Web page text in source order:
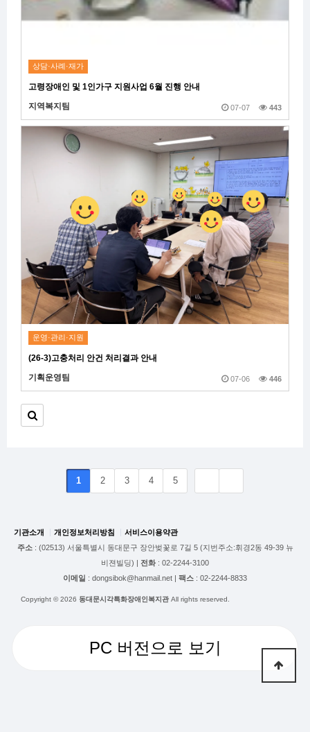
상담·사례·재가
고령장애인 및 1인가구 지원사업 6월 진행 안내
지역복지팀
07-07 443
운영·관리·지원
(26-3)고충처리 안건 처리결과 안내
기획운영팀
07-06 446
1 2 3 4 5
기관소개 개인정보처리방침
서비스이용약관
주소: (02513) 서울특별시 동대문구 장안벚꽃로 7길 5 (지번주소:휘경2동 49-39 뉴
비젼빌딩) | 전화: 02-2244-3100
이메일 : dongsibok@hanmail.net | 팩스 : 02-2244-8833
Copyright © 2026 동대문시각특화장애인복지관 All rights reserved.
PC 버전으로 보기